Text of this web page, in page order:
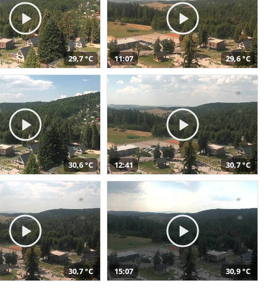
29,7 °C 11:07 29,6 °C
30,6 °C 12:41 30,7 °C
30,7 °C 15:07 30,9 °C